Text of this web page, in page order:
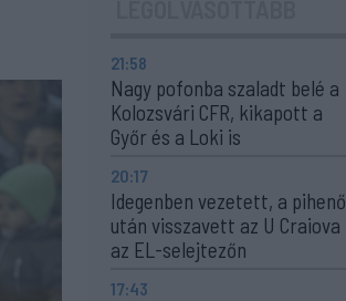
21:58
Nagy pofonba szaladt belé a
Kolozsvári CFR, kikapott a
Győr és a Loki is
20:17
Idegenben vezetett, a pihenő
után visszavett az U Craiova
az EL-selejtezőn
17:43